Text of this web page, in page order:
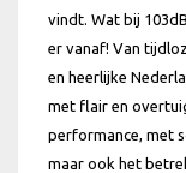
vindt. Wat bij
er vanaf! Van
en heerlijke
met flair en
performance, met
maar ook het